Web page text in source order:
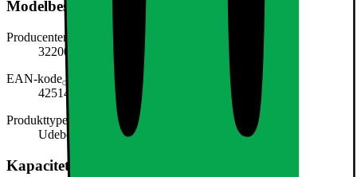
Modelbeskrivelse
Producentens varenummer
322006647
EAN-kode
4251417265926
Produkttype
Udebelysning
Kapacitet, forbrug og strøm